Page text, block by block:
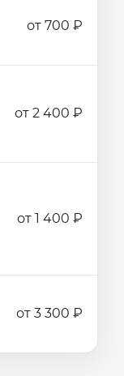
от 700 ₽
от 2 400 ₽
от 1 400 ₽
от 3 300 ₽